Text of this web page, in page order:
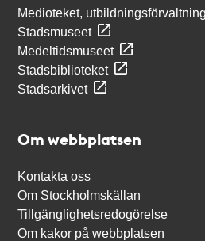
Medioteket,
Stadsmuseet
Medeltidsmuseet
Stadsbiblioteket
Stadsarkivet
Om webbplatsen
Kontakta oss
Om Stockholmskällan
Tillgänglighetsredogörelse
Om kakor på webbplatsen